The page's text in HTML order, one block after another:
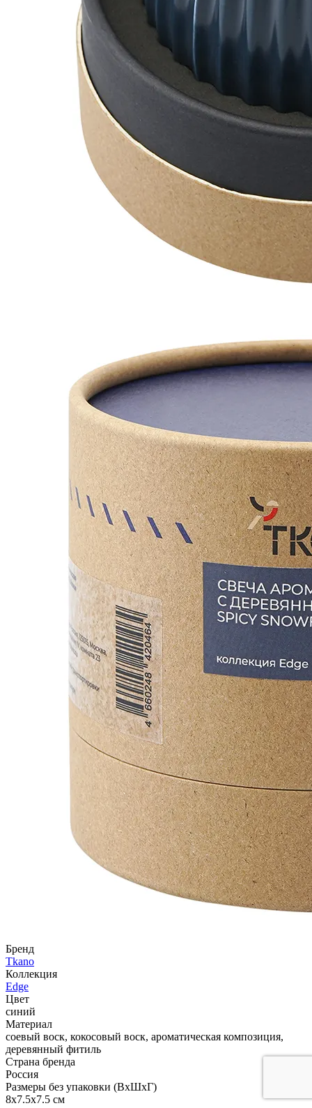
Бренд
Tkano
Коллекция
Edge
Цвет
синий
Материал
соевый воск, кокосовый воск, ароматическая композиция,
деревянный фитиль
Страна бренда
Россия
Размеры без упаковки (ВхШхГ)
8x7.5x7.5 см